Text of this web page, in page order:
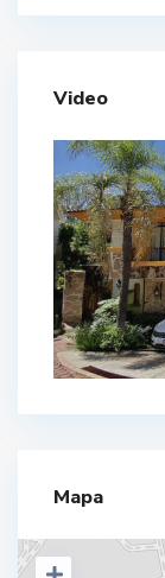
Video
Mapa